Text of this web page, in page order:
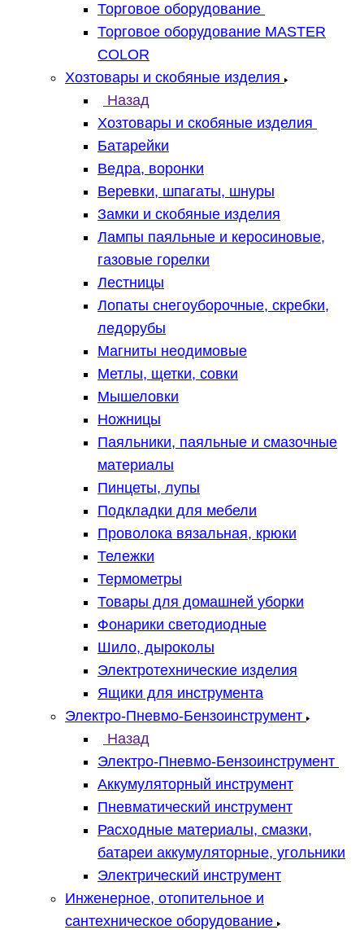
Торговое оборудование
Торговое оборудование MASTER
COLOR
Хозтовары и скобяные изделия
Назад
Хозтовары и скобяные изделия
Батарейки
Ведра, воронки
Веревки, шпагаты, шнуры
Замки и скобяные изделия
Лампы паяльные и керосиновые,
газовые горелки
Лестницы
Лопаты снегоуборочные, скребки,
ледорубы
Магниты неодимовые
Метлы, щетки, совки
Мышеловки
Ножницы
Паяльники, паяльные и смазочные
материалы
Пинцеты, лупы
Подкладки для мебели
Проволока вязальная, крюки
Тележки
Термометры
Товары для домашней уборки
Фонарики светодиодные
Шило, дыроколы
Электротехнические изделия
Ящики для инструмента
Электро-Пневмо-Бензоинструмент
Назад
Электро-Пневмо-Бензоинструмент
Аккумуляторный инструмент
Пневматический инструмент
Расходные материалы, смазки,
батареи аккумуляторные, угольники
Электрический инструмент
Инженерное, отопительное и
сантехническое оборудование